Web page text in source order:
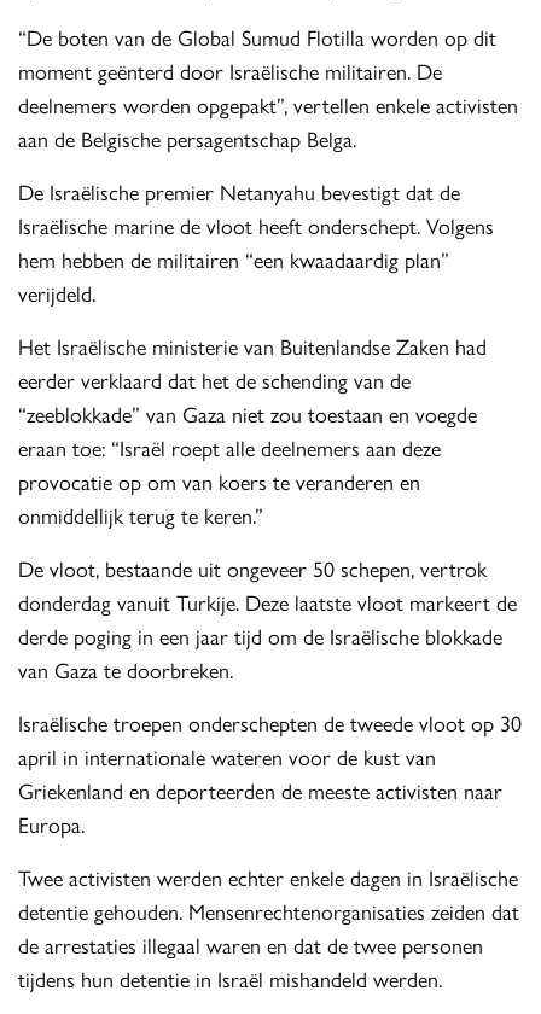
“De boten van de Global Sumud Flotilla worden op dit
moment geënterd door Israëlische militairen. De
deelnemers worden opgepakt”, vertellen enkele activisten
aan de Belgische persagentschap Belga.
De Israëlische premier Netanyahu bevestigt dat de
Israëlische marine de vloot heeft onderschept. Volgens
hem hebben de militairen “een kwaadaardig plan”
verijdeld.
Het Israëlische ministerie van Buitenlandse Zaken had
eerder verklaard dat het de schending van de
“zeeblokkade” van Gaza niet zou toestaan en voegde
eraan toe: “Israël roept alle deelnemers aan deze
provocatie op om van koers te veranderen en
onmiddellijk terug te keren.”
De vloot, bestaande uit ongeveer 50 schepen, vertrok
donderdag vanuit Turkije. Deze laatste vloot markeert de
derde poging in een jaar tijd om de Israëlische blokkade
van Gaza te doorbreken.
Israëlische troepen onderschepten de tweede vloot op 30
april in internationale wateren voor de kust van
Griekenland en deporteerden de meeste activisten naar
Europa.
Twee activisten werden echter enkele dagen in Israëlische
detentie gehouden. Mensenrechtenorganisaties zeiden dat
de arrestaties illegaal waren en dat de twee personen
tijdens hun detentie in Israël mishandeld werden.